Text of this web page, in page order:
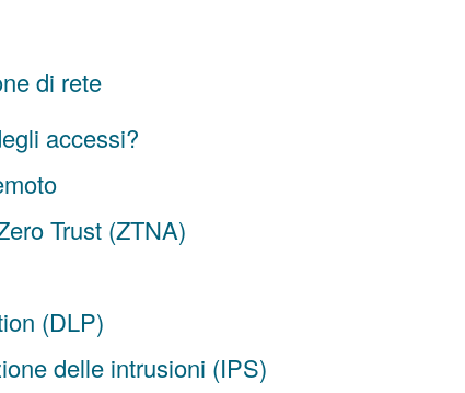
di rete
accessi?
Trust (ZTNA)
(DLP)
delle intrusioni (IPS)